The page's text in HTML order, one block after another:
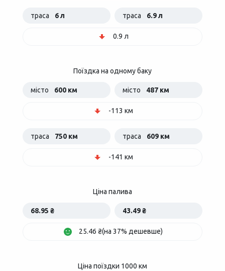
траса 6 л траса 6.9 л
0.9 л
Поїздка на одному баку
місто 600 км місто 487 км
-113 км
траса 750 км траса 609 км
-141 км
Ціна палива
68.95 ₴ 43.49 ₴
25.46 ₴(на 37% дешевше)
Ціна поїздки 1000 км